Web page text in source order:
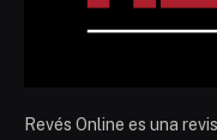
Revés Online es una